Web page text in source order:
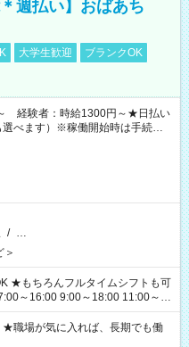
週払い】おばあち
大学生歓迎
ブランクOK
経験者：時給1300円～★日払い
べます）※稼働開始時は手続き完
/ …
＞
可
～16:00 9:00～18:00 11:00～
ません ※法令に基づき、週20時
対象となります ※労働者派遣法
職場が気に入れば、長期でも働